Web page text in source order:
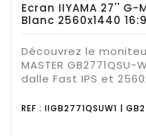
Ecran IIYAMA 27'' G-
Blanc 2560x1440
Découvrez le
MASTER
dalle Fast IPS et
REF : IIGB2771QSUW1 |